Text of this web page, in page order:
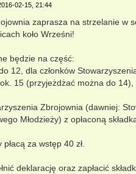
02-15, 21:44
zaprasza na strzelanie w
koło Wrześni!
będzie na część:
12, dla członków
15 (przyjeżdżać można do 14),
Zbrojownia (dawniej:
Młodzieży) z opłaconą
za wstęp 40 zł.
deklarację oraz zapłacić